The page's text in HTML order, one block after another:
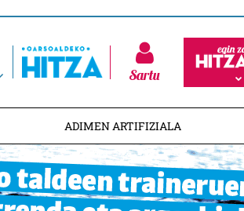
Sartu
ADIMEN ARTIFIZIALA